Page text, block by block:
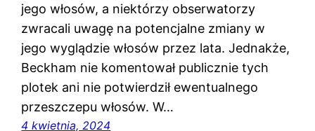
jego włosów, a niektórzy obserwatorzy
zwracali uwagę na potencjalne zmiany w
jego wyglądzie włosów przez lata. Jednakże,
Beckham nie komentował publicznie tych
plotek ani nie potwierdził ewentualnego
przeszczepu włosów. W…
4 kwietnia, 2024